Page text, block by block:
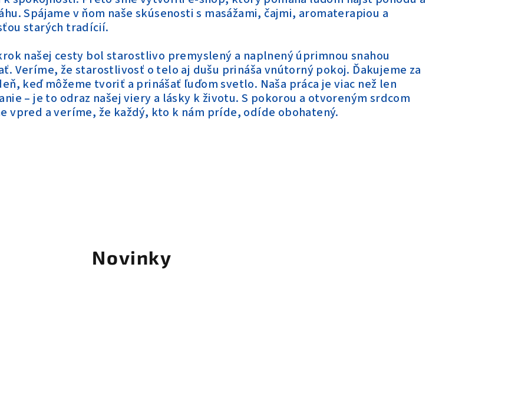
Spájame v ňom naše skúsenosti s masážami, čajmi, aromaterapiou a
starých tradícií.
našej cesty bol starostlivo premyslený a naplnený úprimnou snahou
Veríme, že starostlivosť o telo aj dušu prináša vnútorný pokoj. Ďakujeme za
keď môžeme tvoriť a prinášať ľuďom svetlo. Naša práca je viac než len
– je to odraz našej viery a lásky k životu. S pokorou a otvoreným srdcom
vpred a veríme, že každý, kto k nám príde, odíde obohatený.
Novinky